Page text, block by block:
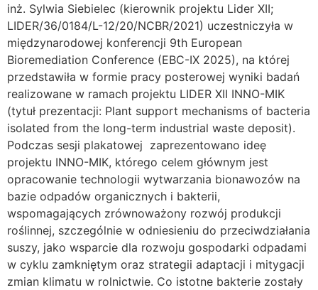
inż. Sylwia Siebielec (kierownik projektu Lider XII;
LIDER/36/0184/L-12/20/NCBR/2021) uczestniczyła w
międzynarodowej konferencji 9th European
Bioremediation Conference (EBC-IX 2025), na której
przedstawiła w formie pracy posterowej wyniki badań
realizowane w ramach projektu LIDER XII INNO-MIK
(tytuł prezentacji: Plant support mechanisms of bacteria
isolated from the long-term industrial waste deposit).
Podczas sesji plakatowej zaprezentowano ideę
projektu INNO-MIK, którego celem głównym jest
opracowanie technologii wytwarzania bionawozów na
bazie odpadów organicznych i bakterii,
wspomagających zrównoważony rozwój produkcji
roślinnej, szczególnie w odniesieniu do przeciwdziałania
suszy, jako wsparcie dla rozwoju gospodarki odpadami
w cyklu zamkniętym oraz strategii adaptacji i mitygacji
zmian klimatu w rolnictwie. Co istotne bakterie zostały